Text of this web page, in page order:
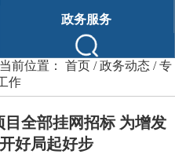
政务服务
当前位置： 首页 /政务动态 /专
作
全部挂网招标 为增发
好局起好步